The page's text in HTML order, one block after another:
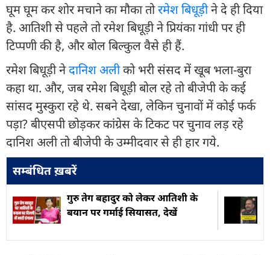
घूम घूम कर शोर मचाने का मौका तोरमेश बिधूड़ीने दे ही दिया
है. आतिशी से पहले तो रमेश बिधूड़ी ने प्रियंका गांधी पर ही
टिप्पणी की है, और बोल बिल्कुल वैसे ही हैं.
रमेश बिधूड़ी नेदानिश अलीको भरी संसद में खूब भला-बुरा
कहा था. और, जब रमेश बिधूड़ी बोल रहे तो बीजेपी के कई
सांसद मुस्कुरा रहे थे. सबने देखा, लेकिन चुनावों में कोई फर्क
पड़ा? बीएसपी छोड़कर कांग्रेस के टिकट पर चुनाव लड़ रहे
दानिश अली तो बीजेपी के उम्मीदवार से ही हार गये.
सम्बंधित ख़बरें
गुरु तेग बहादुर को लेकर आतिशी के
बयान पर गर्माई स‍ियासत, देखें